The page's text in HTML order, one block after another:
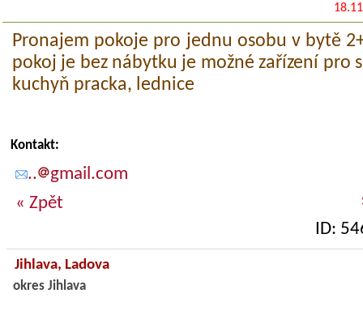
Pronajem pokoje pro jednu osobu v bytě
pokoj je bez nábytku je možné zařízení pro
kuchyň pracka, lednice
Kontakt:
..
gmail.com
« Zpět
ID:
Jihlava, Ladova
okres Jihlava